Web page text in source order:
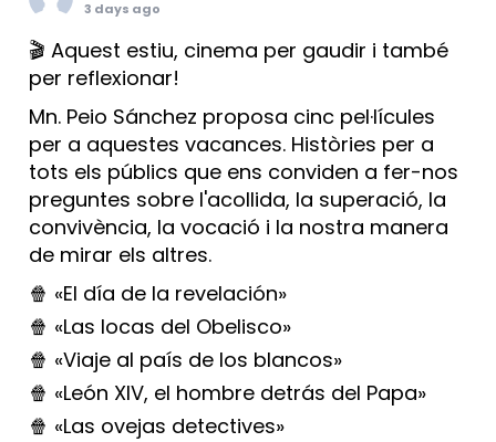
3 days ago
🎬 Aquest estiu, cinema per gaudir i també
per reflexionar!
Mn. Peio Sánchez proposa cinc pel·lícules
per a aquestes vacances. Històries per a
tots els públics que ens conviden a fer-nos
preguntes sobre l'acollida, la superació, la
convivència, la vocació i la nostra manera
de mirar els altres.
🍿 «El día de la revelación»
🍿 «Las locas del Obelisco»
🍿 «Viaje al país de los blancos»
🍿 «León XIV, el hombre detrás del Papa»
🍿 «Las ovejas detectives»